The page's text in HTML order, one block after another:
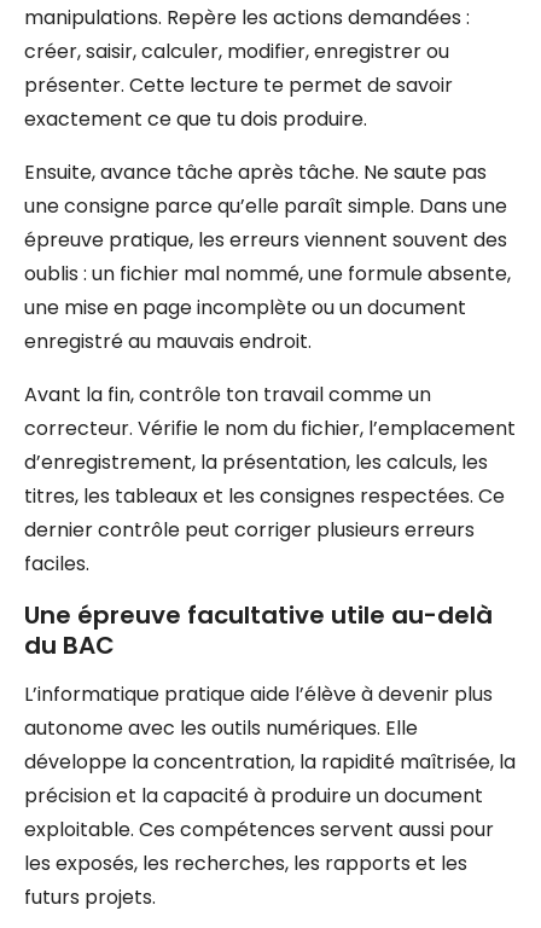
manipulations. Repère les actions demandées :
créer, saisir, calculer, modifier, enregistrer ou
présenter. Cette lecture te permet de savoir
exactement ce que tu dois produire.
Ensuite, avance tâche après tâche. Ne saute pas
une consigne parce qu’elle paraît simple. Dans une
épreuve pratique, les erreurs viennent souvent des
oublis : un fichier mal nommé, une formule absente,
une mise en page incomplète ou un document
enregistré au mauvais endroit.
Avant la fin, contrôle ton travail comme un
correcteur. Vérifie le nom du fichier, l’emplacement
d’enregistrement, la présentation, les calculs, les
titres, les tableaux et les consignes respectées. Ce
dernier contrôle peut corriger plusieurs erreurs
faciles.
Une épreuve facultative utile au-delà
du BAC
L’informatique pratique aide l’élève à devenir plus
autonome avec les outils numériques. Elle
développe la concentration, la rapidité maîtrisée, la
précision et la capacité à produire un document
exploitable. Ces compétences servent aussi pour
les exposés, les recherches, les rapports et les
futurs projets.